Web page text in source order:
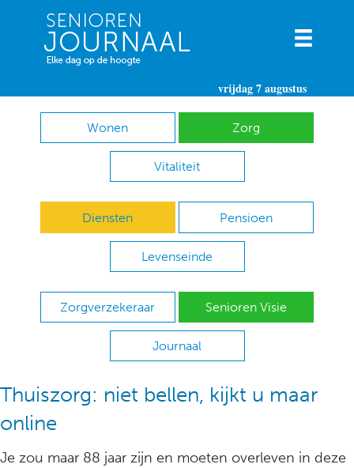
vrijdag 7 augustus
Wonen Zorg
Vitaliteit
Diensten Pensioen
Levenseinde
Zorgverzekeraar Senioren Visie
Journaal
Thuiszorg: niet bellen, kijkt u maar
online
Je zou maar 88 jaar zijn en moeten overleven in deze